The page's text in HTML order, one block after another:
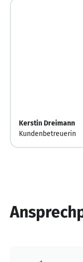
Kerstin Dreimann
Kundenbetreuerin